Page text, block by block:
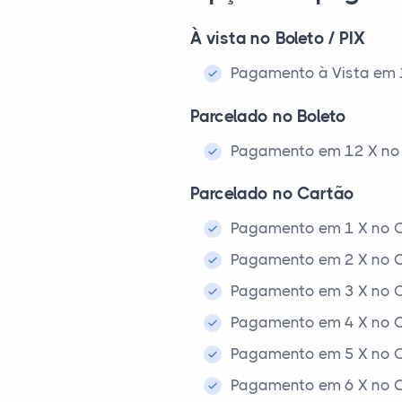
À vista no Boleto / PIX
Pagamento à Vista em
Parcelado no Boleto
Pagamento em 12 X
Parcelado no Cartão
Pagamento em 1 X no
Pagamento em 2 X no
Pagamento em 3 X no
Pagamento em 4 X no
Pagamento em 5 X no
Pagamento em 6 X no